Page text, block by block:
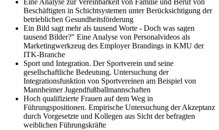
Eine Analyse zur Vereinbarkeit von Familie und Beruf von
Beschäftigten in Schichtsystemen unter Berücksichtigung der
betrieblichen Gesundheitsförderung
Ein Bild sagt mehr als tausend Worte - Doch was sagen
tausend Bilder?" Eine Analyse von Personalvideos als
Marketingwerkzeug des Employer Brandings in KMU der
ITK-Branche
Sport und Integration. Der Sportverein und seine
gesellschaftliche Bedeutung. Untersuchung der
Integrationsfunktion von Sportvereinen am Beispiel von
Mannheimer Jugendfußballmannschaften
Hoch qualifizierte Frauen auf dem Weg in
Führungspositionen. Empirische Untersuchung der Akzeptanz
durch Vorgesetzte und Kollegen aus Sicht der befragten
weiblichen Führungskräfte